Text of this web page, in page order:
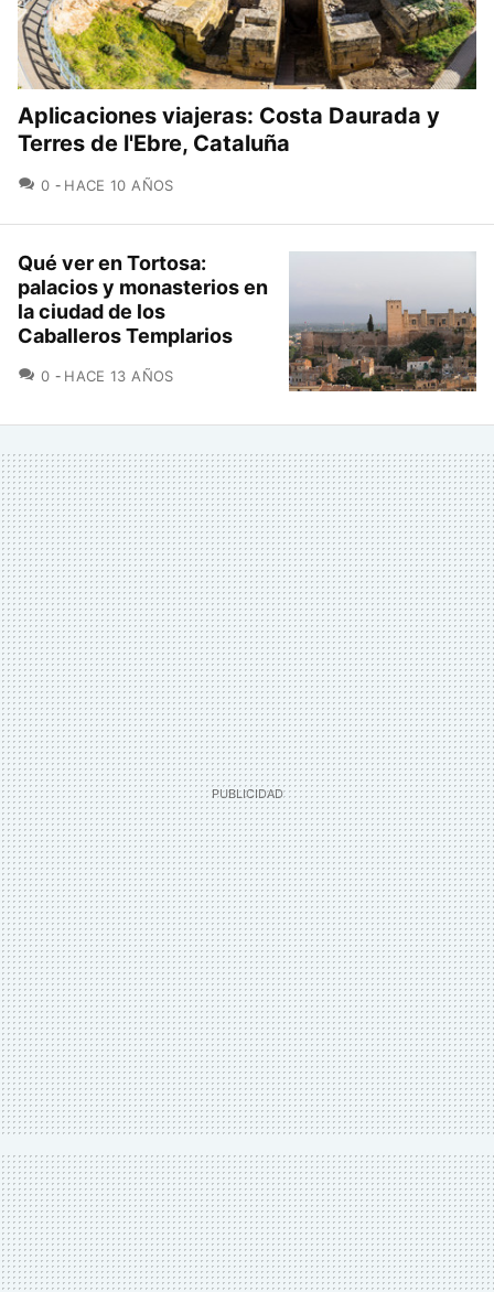
Aplicaciones viajeras: Costa Daurada y
Terres de l'Ebre, Cataluña
0 COMENTARIOS
HACE 10 AÑOS
Qué ver en Tortosa:
palacios y monasterios en
la ciudad de los
Caballeros Templarios
0 COMENTARIOS
HACE 13 AÑOS